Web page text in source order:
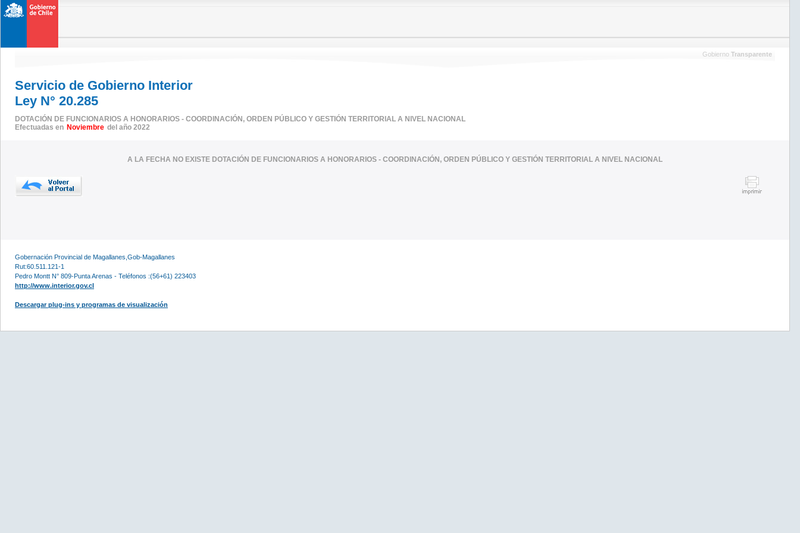
Gobierno Transparente
Servicio de Gobierno Interior
Ley N° 20.285
DOTACIÓN DE FUNCIONARIOS A HONORARIOS - COORDINACIÓN, ORDEN PÚBLICO Y GESTIÓN TERRITORIAL A NIVEL NACIONAL
Efectuadas en Noviembre del año 2022
A LA FECHA NO EXISTE DOTACIÓN DE FUNCIONARIOS A HONORARIOS - COORDINACIÓN, ORDEN PÚBLICO Y GESTIÓN TERRITORIAL A NIVEL NACIONAL
Gobernación Provincial de Magallanes,Gob-Magallanes
Rut:60.511.121-1
Pedro Montt N° 809-Punta Arenas - Teléfonos :(56+61) 223403
http://www.interior.gov.cl
Descargar plug-ins y programas de visualización